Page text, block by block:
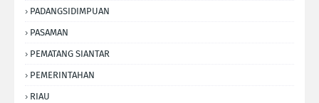
PADANGSIDIMPUAN
PASAMAN
PEMATANG SIANTAR
PEMERINTAHAN
RIAU